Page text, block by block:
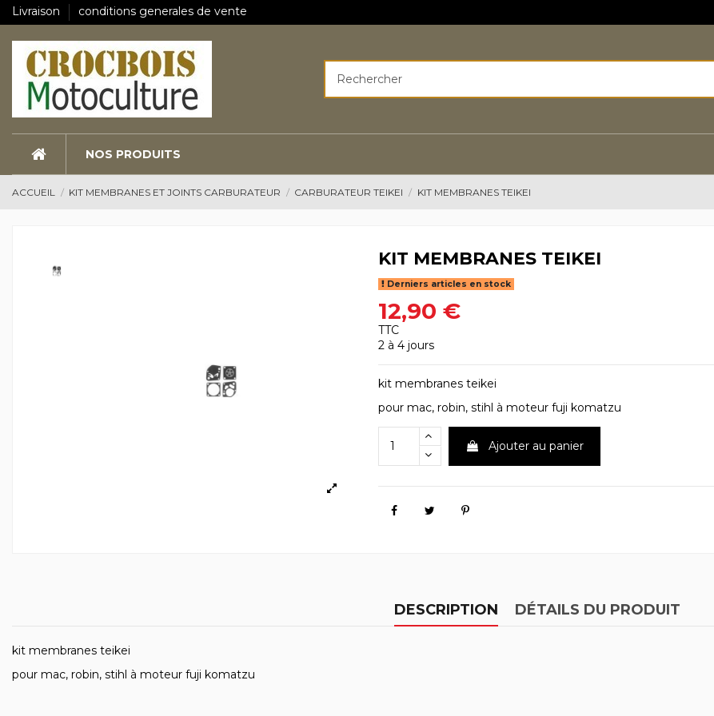
Livraison conditions generales de vente
NOS PRODUITS
ACCUEIL KIT MEMBRANES ET JOINTS CARBURATEUR CARBURATEUR TEIKEI KIT MEMBRANES TEIKEI
KIT MEMBRANES TEIKEI
Derniers articles en stock
12,90 €
TTC
2 à 4 jours
kit membranes teikei
pour mac, robin, stihl à moteur fuji komatzu
Ajouter au panier
DESCRIPTION DÉTAILS DU PRODUIT
kit membranes teikei
pour mac, robin, stihl à moteur fuji komatzu